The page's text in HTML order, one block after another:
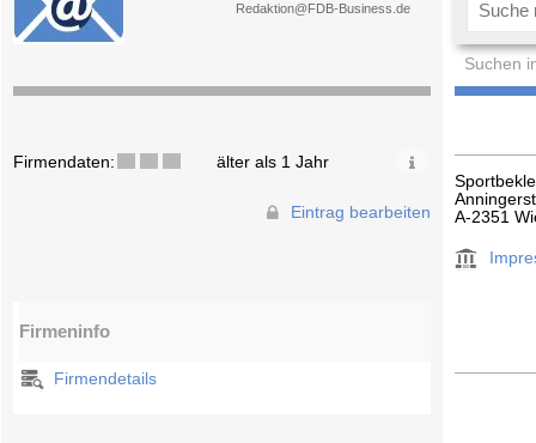
Redaktion@FDB-Business.de
Suchen
Firmendaten: älter als 1 Jahr
Eintrag bearbeiten
Firmeninfo
Firmendetails
A-2351